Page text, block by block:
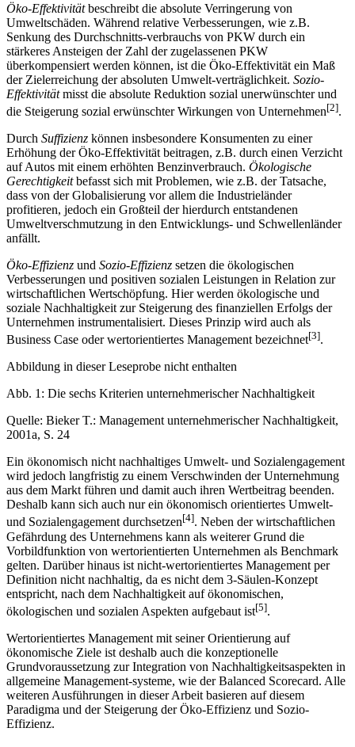
Öko-Effektivitätbeschreibt die absolute Verringerung von
Umweltschäden. Während relative Verbesserungen, wie z.B.
Senkung des Durchschnitts-verbrauchs von PKW durch ein
stärkeres Ansteigen der Zahl der zugelassenen PKW
überkompensiert werden können, ist die Öko-Effektivität ein Maß
der Zielerreichung der absoluten Umwelt-verträglichkeit. Sozio-
Effektivitätmisst die absolute Reduktion sozial unerwünschter und
die Steigerung sozial erwünschter Wirkungen von Unternehmen[2].
Durch Suffizienz können insbesondere Konsumenten zu einer
Erhöhung der Öko-Effektivität beitragen, z.B. durch einen Verzicht
auf Autos mit einem erhöhten Benzinverbrauch. Ökologische
Gerechtigkeitbefasst sich mit Problemen, wie z.B. der Tatsache,
dass von der Globalisierung vor allem die Industrieländer
profitieren, jedoch ein Großteil der hierdurch entstandenen
Umweltverschmutzung in den Entwicklungs- und Schwellenländer
anfällt.
Öko-Effizienz und Sozio-Effizienz setzen die ökologischen
Verbesserungen und positiven sozialen Leistungen in Relation zur
wirtschaftlichen Wertschöpfung. Hier werden ökologische und
soziale Nachhaltigkeit zur Steigerung des finanziellen Erfolgs der
Unternehmen instrumentalisiert. Dieses Prinzip wird auch als
Business Case oder wertorientiertes Management bezeichnet[3].
Abbildung in dieser Leseprobe nicht enthalten
Abb. 1: Die sechs Kriterien unternehmerischer Nachhaltigkeit
Quelle: Bieker T.: Management unternehmerischer Nachhaltigkeit,
2001a, S. 24
Ein ökonomisch nicht nachhaltiges Umwelt- und Sozialengagement
wird jedoch langfristig zu einem Verschwinden der Unternehmung
aus dem Markt führen und damit auch ihren Wertbeitrag beenden.
Deshalb kann sich auch nur ein ökonomisch orientiertes Umwelt-
und Sozialengagement durchsetzen[4]. Neben der wirtschaftlichen
Gefährdung des Unternehmens kann als weiterer Grund die
Vorbildfunktion von wertorientierten Unternehmen als Benchmark
gelten. Darüber hinaus ist nicht-wertorientiertes Management per
Definition nicht nachhaltig, da es nicht dem 3-Säulen-Konzept
entspricht, nach dem Nachhaltigkeit auf ökonomischen,
ökologischen und sozialen Aspekten aufgebaut ist[5].
Wertorientiertes Management mit seiner Orientierung auf
ökonomische Ziele ist deshalb auch die konzeptionelle
Grundvoraussetzung zur Integration von Nachhaltigkeitsaspekten in
allgemeine Management-systeme, wie der Balanced Scorecard. Alle
weiteren Ausführungen in dieser Arbeit basieren auf diesem
Paradigma und der Steigerung der Öko-Effizienz und Sozio-
Effizienz.